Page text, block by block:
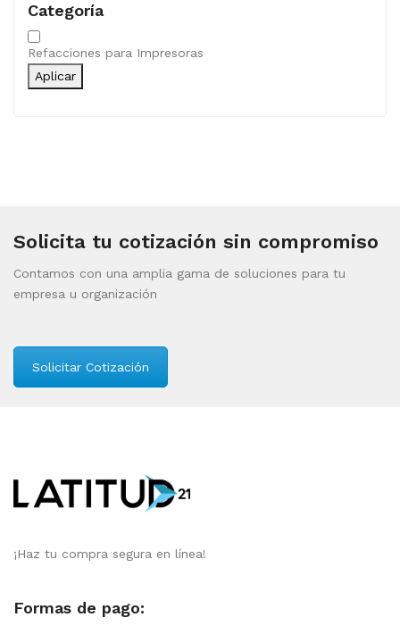
Categoría
Categoría
Refacciones para Impresoras
Aplicar
Solicita tu cotización sin compromiso
Contamos con una amplia gama de soluciones para tu
empresa u organización
Solicitar Cotización
¡Haz tu compra segura en línea!
Formas de pago: